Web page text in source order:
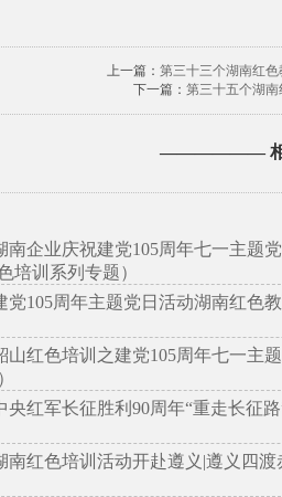
上一篇： 第三十三个湖南红色
下一篇： 第三十五个湖南
—————— 相
南企业庆祝建党105周年七一主题
培训系列专题）
党105周年主题党日活动湖南红色
山红色培训之建党105周年七一主
央红军长征胜利90周年“重走长征
南红色培训活动开赴遵义|遵义四渡